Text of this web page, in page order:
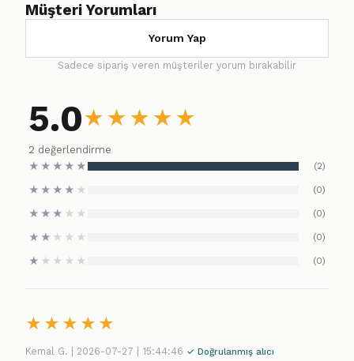
Müşteri Yorumları
Yorum Yap
Sadece sipariş veren müşteriler yorum bırakabilir
5.0★ ★ ★ ★ ★
2 değerlendirme
★ ★ ★ ★ ★ (2)
★ ★ ★ ★ ★ (0)
★ ★ ★ ★ ★ (0)
★ ★ ★ ★ ★ (0)
★ ★ ★ ★ ★ (0)
★ ★ ★ ★ ★
Kemal G. | 2026-07-27 | 15:44:46 ✓ Doğrulanmış alıcı